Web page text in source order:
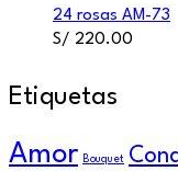
24 rosas AM-73
S/ 220.00
Etiquetas
Amor Bouquet